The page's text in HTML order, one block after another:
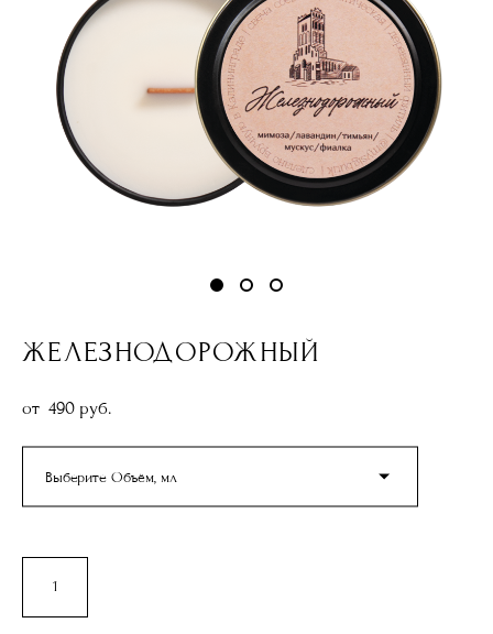
ЖЕЛЕЗНОДОРОЖНЫЙ
от 490 pуб.
Выберите Объём, мл